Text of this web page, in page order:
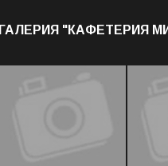
ГАЛЕРИЯ "КАФЕТЕРИЯ